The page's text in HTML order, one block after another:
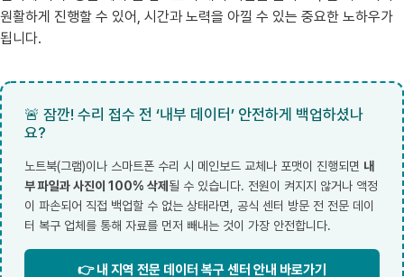
원활하게 진행할 수 있어, 시간과 노력을 아낄 수 있는 중요한 노하우가
됩니다.
🚨 잠깐! 수리 접수 전 ‘내부 데이터’ 안전하게 백업하셨나
요?
노트북(그램)이나 스마트폰 수리 시 메인보드 교체나 포맷이 진행되면 내
부 파일과 사진이 100% 삭제될 수 있습니다. 전원이 켜지지 않거나 액정
이 파손되어 직접 백업할 수 없는 상태라면, 공식 센터 방문 전 전문 데이
터 복구 업체를 통해 자료를 먼저 빼내는 것이 가장 안전합니다.
👉 내 지역 전문 데이터 복구 센터 안내 바로가기